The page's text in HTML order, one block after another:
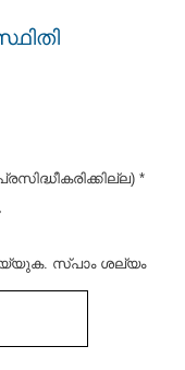
*
സ്പാം ശല്യം